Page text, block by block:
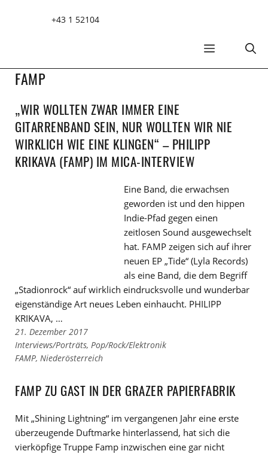
+43 1 52104
MENÜ
FAMP
„WIR WOLLTEN ZWAR IMMER EINE
GITARRENBAND SEIN, NUR WOLLTEN WIR NIE
WIRKLICH WIE EINE KLINGEN“ – PHILIPP
KRIKAVA (FAMP) IM MICA-INTERVIEW
Eine Band, die erwachsen
geworden ist und den hippen
Indie-Pfad gegen einen
zeitlosen Sound ausgewechselt
hat. FAMP zeigen sich auf ihrer
neuen EP „Tide“ (Lyla Records)
als eine Band, die dem Begriff
„Stadionrock“ auf wirklich eindrucksvolle und wunderbar
eigenständige Art neues Leben einhaucht. PHILIPP
KRIKAVA, …
21. Dezember 2017
Links
zu
Kategorien
Interviews/Porträts, Pop/Rock/Elektronik
Links
den
Tags
FAMP, Niederösterreich
FAMP ZU GAST IN DER GRAZER PAPIERFABRIK
Mit „Shining Lightning“ im vergangenen Jahr eine erste
überzeugende Duftmarke hinterlassend, hat sich die
vierköpfige Truppe Famp inzwischen eine gar nicht